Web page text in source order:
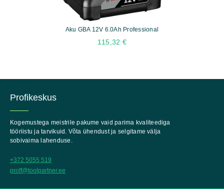
Aku GBA 12V 6.0Ah Professional
115,32 €
Profikeskus
Kogemustega meistrile pakume vaid parima kvaliteediga
tööriistu ja tarvikuid. Võta ühendust ja selgitame välja
sobivaima lahenduse.
+372 5055 519
proff@toolpartner.ee